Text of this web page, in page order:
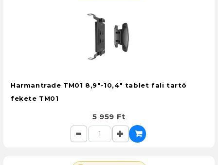
Harmantrade TM01 8,9"-10,4" tablet fali tartó
fekete TM01
5 959 Ft